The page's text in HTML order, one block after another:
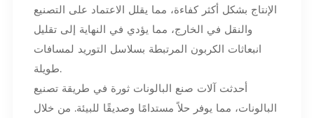
الإنتاج بشكل أكثر كفاءة، مما يقلل الاعتماد على التصنيع
والنقل في الخارج، مما يؤدي في النهاية إلى تقليل
انبعاثات الكربون المرتبطة بسلاسل التوريد لمسافات
طويلة.
أحدثت آلات صنع البالونات ثورة في طريقة تصنيع
البالونات، مما يوفر حلاً مستدامًا وصديقًا للبيئة. من خلال